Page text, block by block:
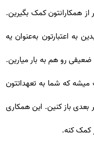
همکارانتون کمک بگیرین.
به اعتبارتون به‌عنوان یه
رو هم به بار میارین.
که شما به تعهداتتون
بعدی باز کنین. این همکاری
کمک کنه.